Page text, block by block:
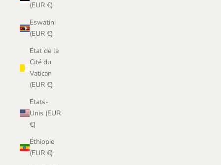
(EUR €)
Eswatini
(EUR €)
État de la
Cité du
Vatican
(EUR €)
États-
Unis (EUR
€)
Éthiopie
(EUR €)